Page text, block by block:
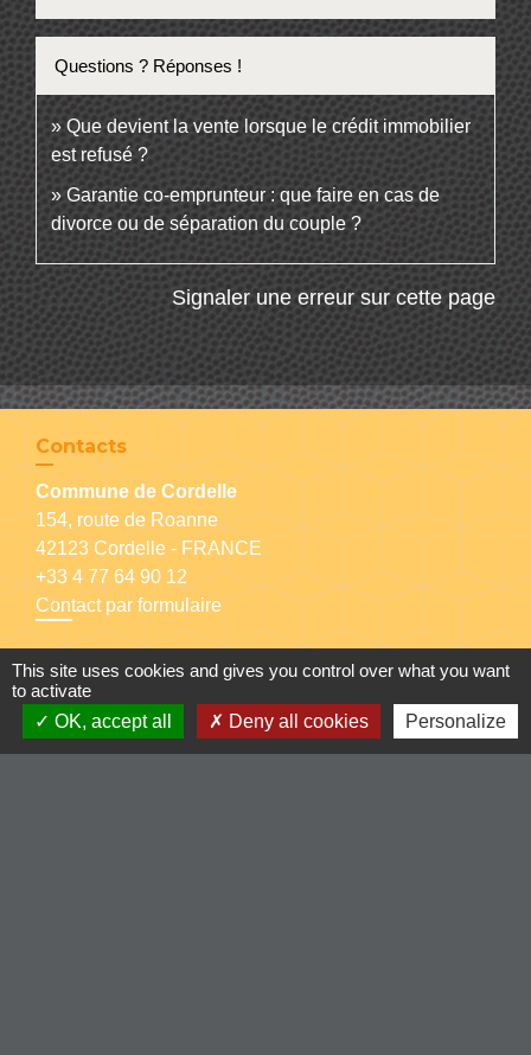
Questions ? Réponses !
Que devient la vente lorsque le crédit immobilier
est refusé ?
Garantie co-emprunteur : que faire en cas de
divorce ou de séparation du couple ?
Signaler une erreur sur cette page
Contacts
Commune de Cordelle
154, route de Roanne
42123 Cordelle - FRANCE
+33 4 77 64 90 12
Contact par formulaire
This site uses cookies and gives you control over what you want
to activate
OK, accept all
Deny all cookies Personalize